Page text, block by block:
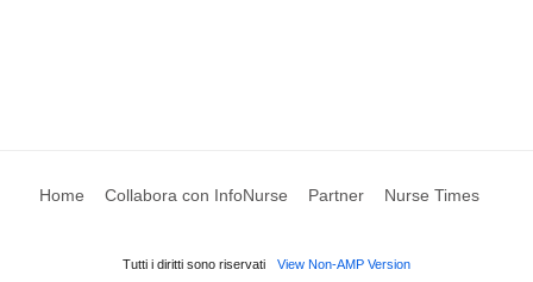
Home Collabora con InfoNurse Partner Nurse Times
Tutti i diritti sono riservati View Non-AMP Version